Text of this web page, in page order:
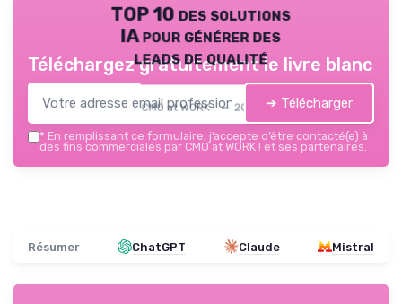
TOP 10 des solutions
IA pour générer des
leads de qualité
CMO at WORK ! — 2026
Téléchargez gratuitement le livre blanc
➔ Télécharger
* En remplissant ce formulaire, j’accepte d’être contacté(e) à
des fins commerciales par CMO at WORK ! et ses partenaires.
Résumer ChatGPT Claude Mistral